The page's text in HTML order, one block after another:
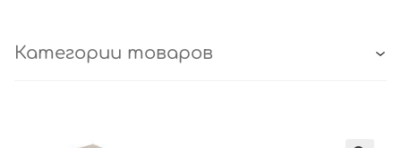
Категории товаров